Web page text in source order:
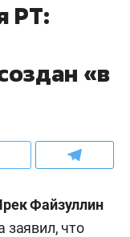
РТ:
«в
Файзуллин
заявил, что